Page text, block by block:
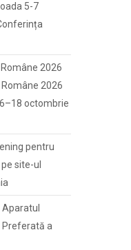
5-7
2026
2026
octombrie
pentru
site-ul
Preferată a